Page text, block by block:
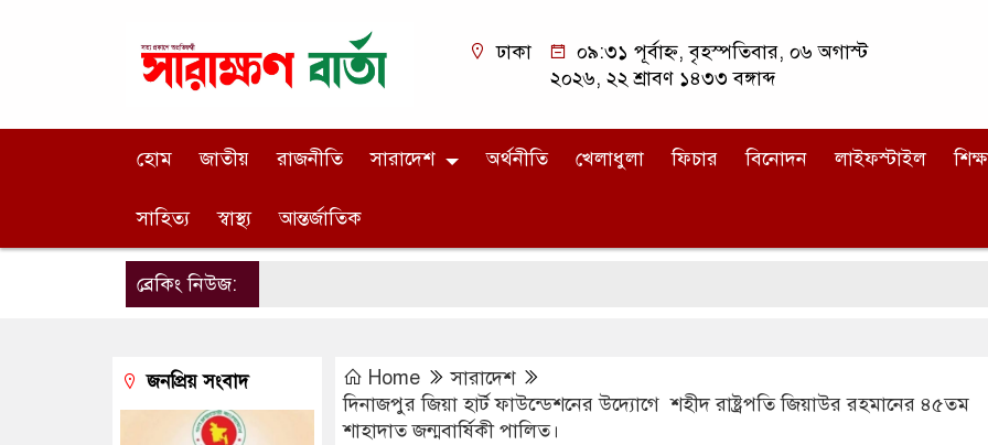
ঢাকা
০৯:৩১ পূর্বাহ্ন, বৃহস্পতিবার, ০৬ অগাস্ট
২০২৬, ২২ শ্রাবণ ১৪৩৩ বঙ্গাব্দ
হোম জাতীয় রাজনীতি সারাদেশ অর্থনীতি খেলাধুলা ফিচার বিনোদন লাইফস্টাইল
সাহিত্য স্বাস্থ্য আন্তর্জাতিক
ব্রেকিং নিউজ:
Home
সারাদেশ
দিনাজপুর জিয়া হার্ট ফাউন্ডেশনের উদ্যোগে শহীদ রাষ্ট্রপতি জিয়াউর রহমানের ৪৫তম
শাহাদাত জন্মবার্ষিকী পালিত।
জনপ্রিয় সংবাদ